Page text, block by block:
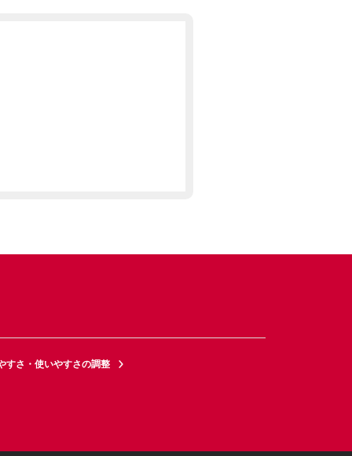
すさ・使いやすさの調整